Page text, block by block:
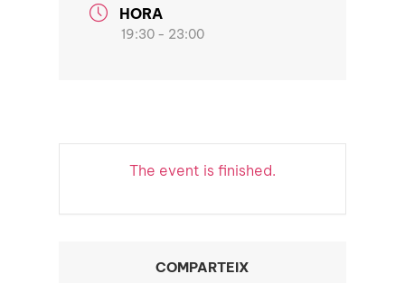
HORA
19:30 - 23:00
The event is finished.
COMPARTEIX